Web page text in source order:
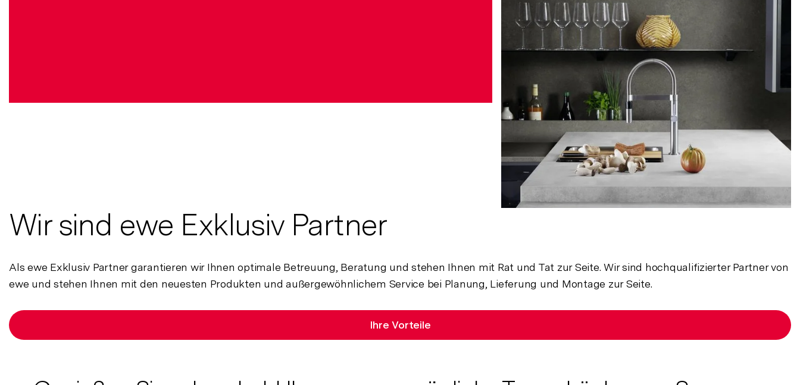
Wir sind ewe Exklusiv Partner
Als ewe Exklusiv Partner garantieren wir Ihnen optimale Betreuung, Beratung und stehen Ihnen mit Rat und Tat zur Seite. Wir sind hochqualifizierter Partner von
ewe und stehen Ihnen mit den neuesten Produkten und außergewöhnlichem Service bei Planung, Lieferung und Montage zur Seite.
Ihre Vorteile